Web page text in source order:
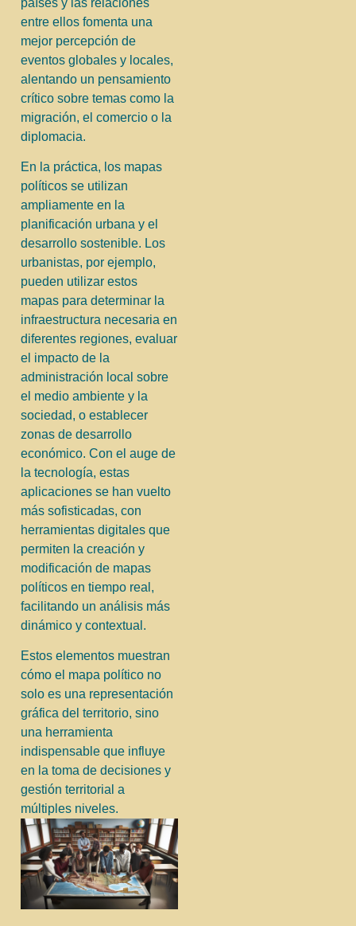
entre ellos fomenta una
mejor percepción de
eventos globales y locales,
alentando un pensamiento
crítico sobre temas como la
migración, el comercio o la
diplomacia.
En la práctica, los mapas
políticos se utilizan
ampliamente en la
planificación urbana y el
desarrollo sostenible. Los
urbanistas, por ejemplo,
pueden utilizar estos
mapas para determinar la
infraestructura necesaria en
diferentes regiones, evaluar
el impacto de la
administración local sobre
el medio ambiente y la
sociedad, o establecer
zonas de desarrollo
económico. Con el auge de
la tecnología, estas
aplicaciones se han vuelto
más sofisticadas, con
herramientas digitales que
permiten la creación y
modificación de mapas
políticos en tiempo real,
facilitando un análisis más
dinámico y contextual.
Estos elementos muestran
cómo el mapa político no
solo es una representación
gráfica del territorio, sino
una herramienta
indispensable que influye
en la toma de decisiones y
gestión territorial a
múltiples niveles.